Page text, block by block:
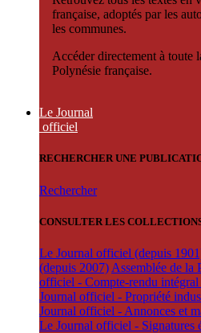
française, adoptés par les
les communes.
Accéder directement à toute
Polynésie française.
Le Journal
officiel
RECHERCHER UNE
Rechercher
CONSULTER LES
Le Journal officiel (depuis
(depuis 2007) Assemblée de la
officiel - Compte-rendu intégral
Journal officiel - Propriété
Journal officiel - Annonces et
Le Journal officiel - Signatures